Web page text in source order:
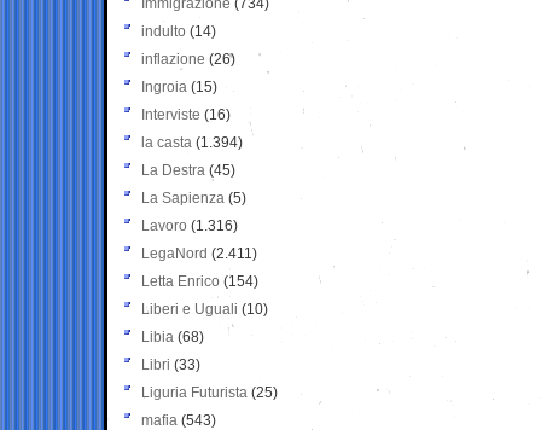
Immigrazione (734)
indulto (14)
inflazione (26)
Ingroia (15)
Interviste (16)
la casta (1.394)
La Destra (45)
La Sapienza (5)
Lavoro (1.316)
LegaNord (2.411)
Letta Enrico (154)
Liberi e Uguali (10)
Libia (68)
Libri (33)
Liguria Futurista (25)
mafia (543)